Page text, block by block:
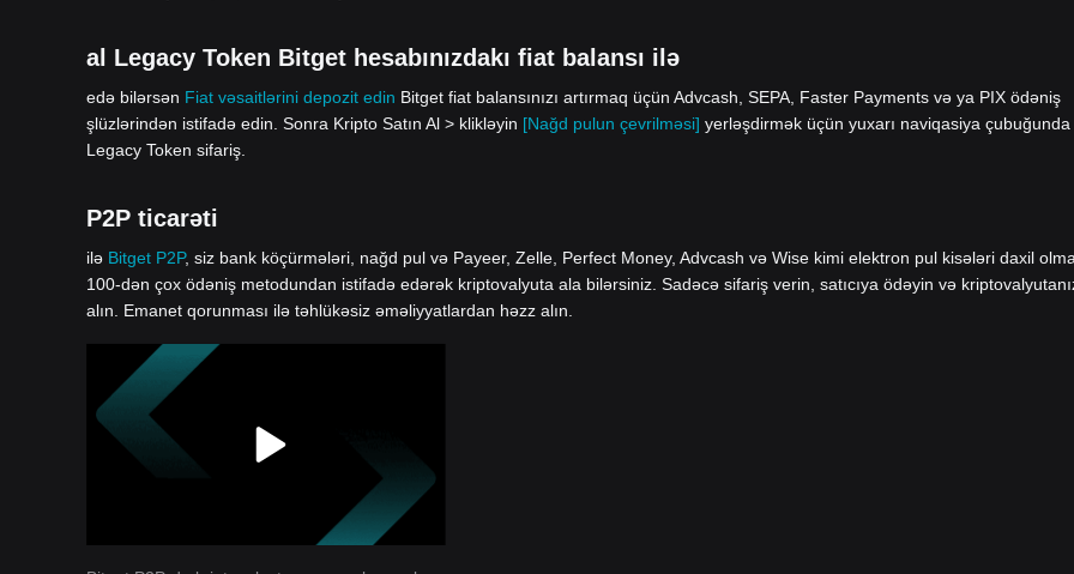
al Legacy Token Bitget hesabınızdakı fiat balansı ilə
edə bilərsən Fiat vəsaitlərini depozit edin Bitget fiat balansınızı artırmaq üçün Advcash, SEPA, Faster Payments və ya PIX ödəniş
şlüzlərindən istifadə edin. Sonra Kripto Satın Al > klikləyin [Nağd pulun çevrilməsi] yerləşdirmək üçün yuxarı naviqasiya çubuğunda
Legacy Token sifariş.
P2P ticarəti
ilə Bitget P2P, siz bank köçürmələri, nağd pul və Payeer, Zelle, Perfect Money, Advcash və Wise kimi elektron pul kisələri daxil
100-dən çox ödəniş metodundan istifadə edərək kriptovalyuta ala bilərsiniz. Sadəcə sifariş verin, satıcıya ödəyin və
alın. Emanet qorunması ilə təhlükəsiz əməliyyatlardan həzz alın.